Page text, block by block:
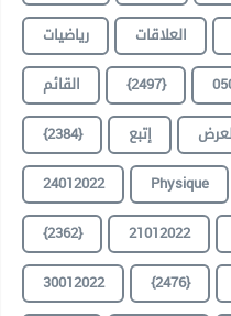
رياضيات
العلاقات
القائم
{2497}
{2384}
إتبع
24012022
Physique
{2362}
21012022
30012022
{2476}